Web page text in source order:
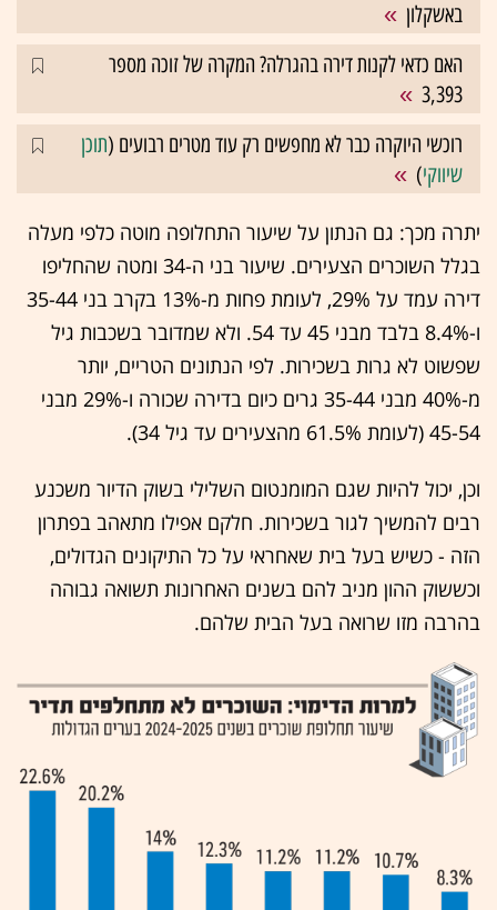
באשקלון
האם כדאי לקנות דירה בהגרלה? המקרה של זוכה מספר
3,393
רוכשי היוקרה כבר לא מחפשים רק עוד מטרים רבועים (תוכן
שיווקי)
יתרה מכך: גם הנתון על שיעור התחלופה מוטה כלפי מעלה
בגלל השוכרים הצעירים. שיעור בני ה-34 ומטה שהחליפו
דירה עמד על 29%, לעומת פחות מ-13% בקרב בני 35-44
ו-8.4% בלבד מבני 45 עד 54. ולא שמדובר בשכבות גיל
שפשוט לא גרות בשכירות. לפי הנתונים הטריים, יותר
מ-40% מבני 35-44 גרים כיום בדירה שכורה ו-29% מבני
45-54 (לעומת 61.5% מהצעירים עד גיל 34).
וכן, יכול להיות שגם המומנטום השלילי בשוק הדיור משכנע
רבים להמשיך לגור בשכירות. חלקם אפילו מתאהב בפתרון
הזה - כשיש בעל בית שאחראי על כל התיקונים הגדולים,
וכששוק ההון מניב להם בשנים האחרונות תשואה גבוהה
בהרבה מזו שרואה בעל הבית שלהם.